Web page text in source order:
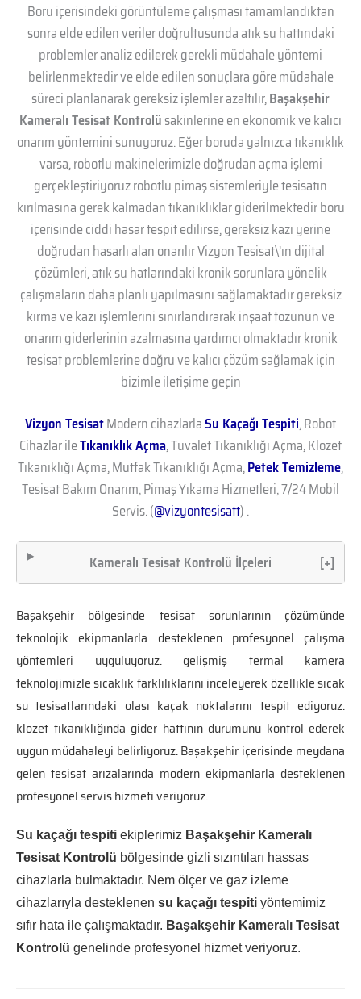
Boru içerisindeki görüntüleme çalışması tamamlandıktan
sonra elde edilen veriler doğrultusunda atık su hattındaki
problemler analiz edilerek gerekli müdahale yöntemi
belirlenmektedir ve elde edilen sonuçlara göre müdahale
süreci planlanarak gereksiz işlemler azaltılır,Başakşehir
Kameralı Tesisat Kontrolüsakinlerine en ekonomik ve kalıcı
onarım yöntemini sunuyoruz. Eğer boruda yalnızca tıkanıklık
varsa, robotlu makinelerimizle doğrudan açma işlemi
gerçekleştiriyoruz robotlu pimaş sistemleriyle tesisatın
kırılmasına gerek kalmadan tıkanıklıklar giderilmektedir boru
içerisinde ciddi hasar tespit edilirse, gereksiz kazı yerine
doğrudan hasarlı alan onarılır Vizyon Tesisat\’ın dijital
çözümleri, atık su hatlarındaki kronik sorunlara yönelik
çalışmaların daha planlı yapılmasını sağlamaktadır gereksiz
kırma ve kazı işlemlerini sınırlandırarak inşaat tozunun ve
onarım giderlerinin azalmasına yardımcı olmaktadır kronik
tesisat problemlerine doğru ve kalıcı çözüm sağlamak için
bizimle iletişime geçin
Vizyon TesisatModern cihazlarlaSu Kaçağı Tespiti, Robot
Cihazlar ileTıkanıklık Açma, Tuvalet Tıkanıklığı Açma, Klozet
Tıkanıklığı Açma, Mutfak Tıkanıklığı Açma,Petek Temizleme,
Tesisat Bakım Onarım, Pimaş Yıkama Hizmetleri, 7/24 Mobil
Servis. (@vizyontesisatt) .
Kameralı Tesisat Kontrolü İlçeleri [+]
Başakşehir bölgesinde tesisat sorunlarının çözümünde
teknolojik ekipmanlarla desteklenen profesyonel çalışma
yöntemleri uyguluyoruz. gelişmiş termal kamera
teknolojimizle sıcaklık farklılıklarını inceleyerek özellikle sıcak
su tesisatlarındaki olası kaçak noktalarını tespit ediyoruz.
klozet tıkanıklığında gider hattının durumunu kontrol ederek
uygun müdahaleyi belirliyoruz. Başakşehir içerisinde meydana
gelen tesisat arızalarında modern ekipmanlarla desteklenen
profesyonel servis hizmeti veriyoruz.
Su kaçağı tespiti ekiplerimiz Başakşehir Kameralı
Tesisat Kontrolü bölgesinde gizli sızıntıları hassas
cihazlarla bulmaktadır. Nem ölçer ve gaz izleme
cihazlarıyla desteklenen su kaçağı tespiti yöntemimiz
sıfır hata ile çalışmaktadır. Başakşehir Kameralı Tesisat
Kontrolü genelinde profesyonel hizmet veriyoruz.